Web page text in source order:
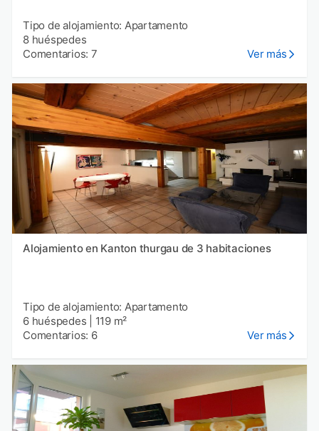
Tipo de alojamiento: Apartamento
8 huéspedes
Comentarios: 7
Ver más
Alojamiento en Kanton thurgau de 3 habitaciones
Tipo de alojamiento: Apartamento
6 huéspedes
119 m²
Comentarios: 6
Ver más